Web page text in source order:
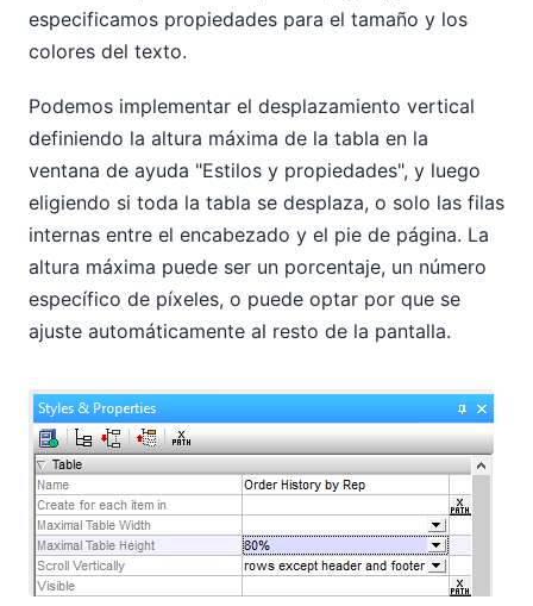
especificamos propiedades para el tamaño y los
colores del texto.
Podemos implementar el desplazamiento vertical
definiendo la altura máxima de la tabla en la
ventana de ayuda "Estilos y propiedades", y luego
eligiendo si toda la tabla se desplaza, o solo las filas
internas entre el encabezado y el pie de página. La
altura máxima puede ser un porcentaje, un número
específico de píxeles, o puede optar por que se
ajuste automáticamente al resto de la pantalla.